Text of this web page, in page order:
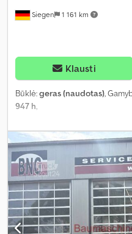
Siegen 1 161 km
Klausti
Būklė:geras (naudotas),
947 h,